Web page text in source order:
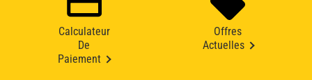
Calculateur
De
Paiement
Offres
Actuelles